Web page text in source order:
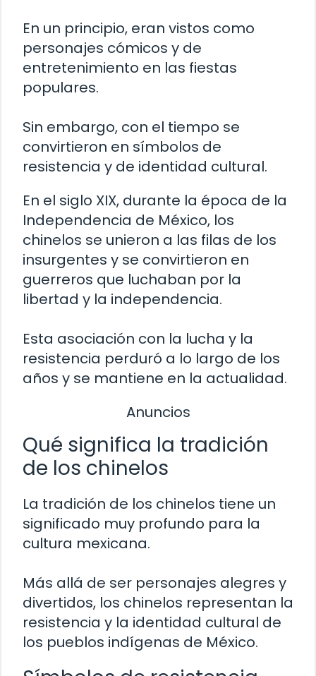
En un principio, eran vistos como
personajes cómicos y de
entretenimiento en las fiestas
populares.
Sin embargo, con el tiempo se
convirtieron en símbolos de
resistencia y de identidad cultural.
En el siglo XIX, durante la época de la
Independencia de México, los
chinelos se unieron a las filas de los
insurgentes y se convirtieron en
guerreros que luchaban por la
libertad y la independencia.
Esta asociación con la lucha y la
resistencia perduró a lo largo de los
años y se mantiene en la actualidad.
Anuncios
Qué significa la tradición
de los chinelos
La tradición de los chinelos tiene un
significado muy profundo para la
cultura mexicana.
Más allá de ser personajes alegres y
divertidos, los chinelos representan la
resistencia y la identidad cultural de
los pueblos indígenas de México.